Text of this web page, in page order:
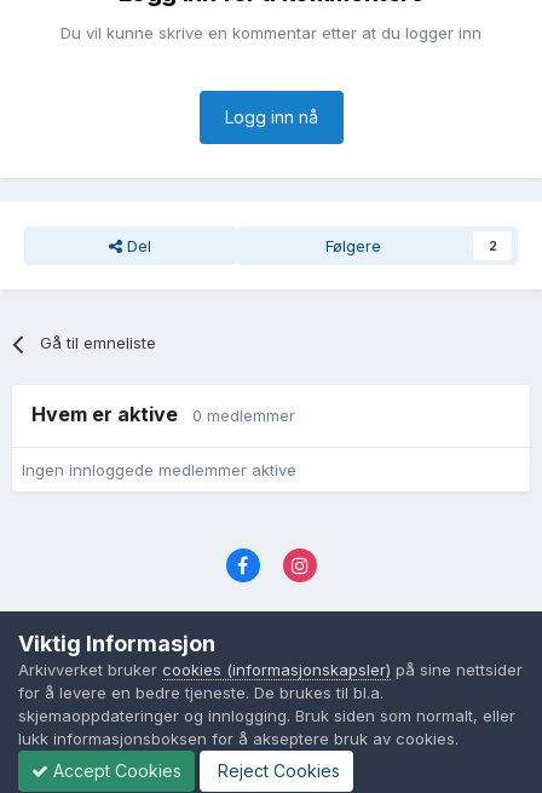
Du vil kunne skrive en kommentar etter at du logger inn
Logg inn nå
Del Følgere 2
Gå til emneliste
Hvem er aktive 0 medlemmer
Ingen innloggede medlemmer aktive
Cookies (informasjonskapsler)
Powered by Invision Community
Viktig Informasjon
Arkivverket bruker cookies (informasjonskapsler) på sine nettsider
for å levere en bedre tjeneste. De brukes til bl.a.
skjemaoppdateringer og innlogging. Bruk siden som normalt, eller
lukk informasjonsboksen for å akseptere bruk av cookies.
Accept Cookies Reject Cookies